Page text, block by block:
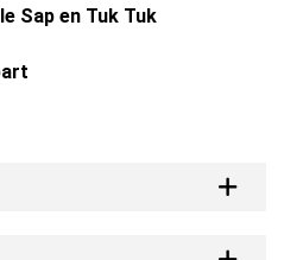
Sap en Tuk Tuk